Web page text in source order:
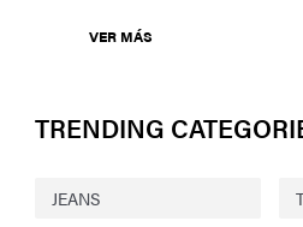
VER MÁS
TRENDING
JEANS